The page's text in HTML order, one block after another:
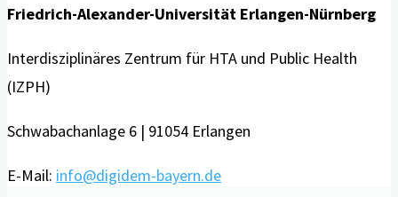
Friedrich-Alexander-Universität Erlangen-Nürnberg
Interdisziplinäres Zentrum für HTA und Public Health
(IZPH)
Schwabachanlage 6 | 91054 Erlangen
E-Mail: info@digidem-bayern.de